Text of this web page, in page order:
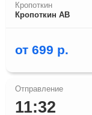
Кропоткин
Кропоткин АВ
от 699 р.
11:32